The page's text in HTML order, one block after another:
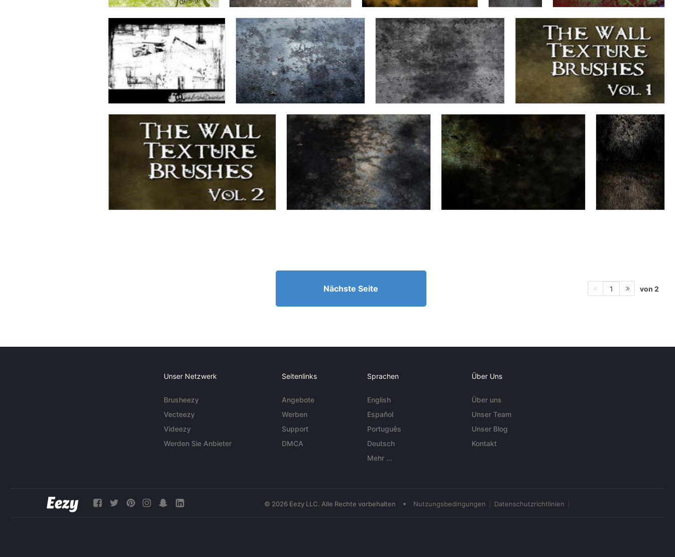
Nächste Seite 1 von 2
Unser Netzwerk
Brusheezy
Vecteezy
Videezy
Werden Sie Anbieter
Seitenlinks
Angebote
Werben
Support
DMCA
Sprachen
English
Español
Português
Deutsch
Mehr ...
Über Uns
Über uns
Unser Team
Unser Blog
Kontakt
© 2026 Eezy LLC. Alle Rechte vorbehalten • Nutzungsbedingungen Datenschutzrichtlinien